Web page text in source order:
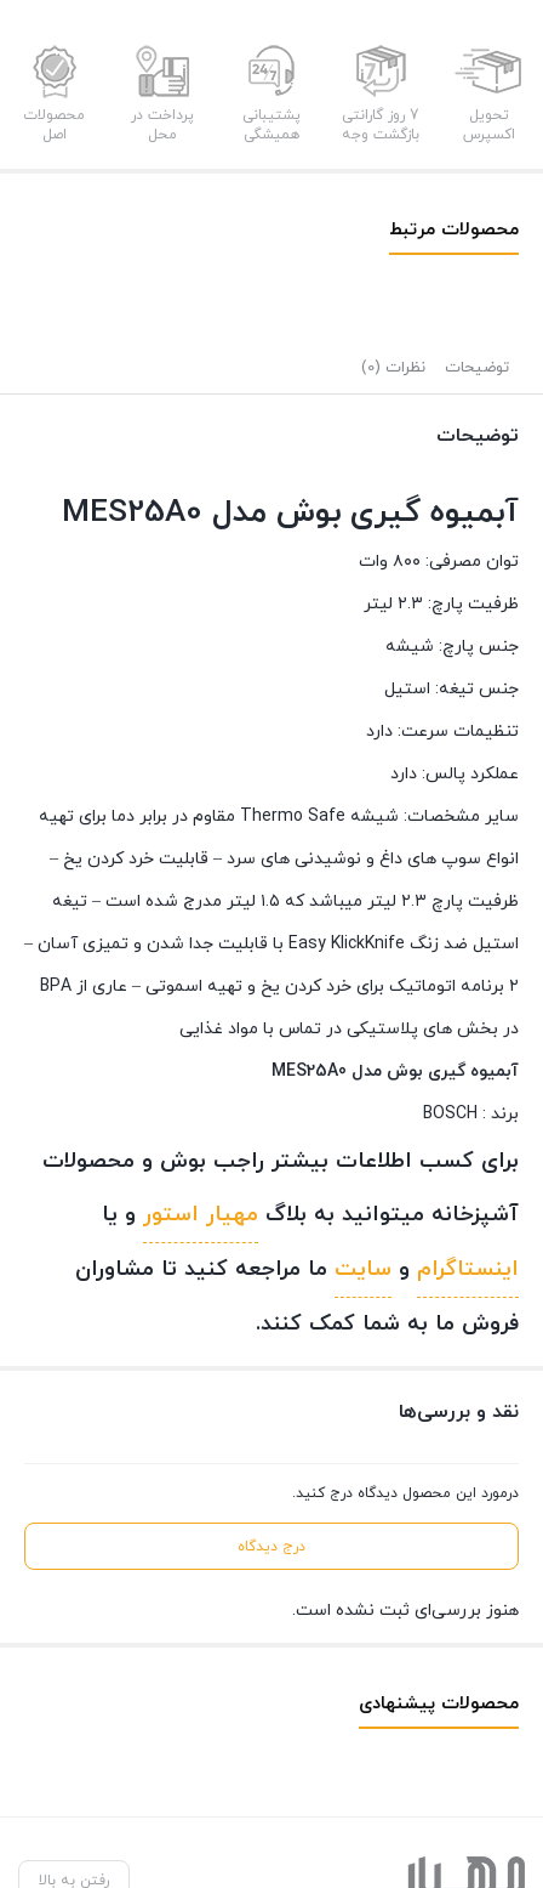
تحویل
اکسپرس
7 روز گارانتی
بازگشت وجه
پشتیبانی
همیشگی
پرداخت در
محل
محصولات
اصل
محصولات مرتبط
توضیحات نظرات (0)
توضیحات
آبميوه گيری بوش مدل MES25A0
توان مصرفی: ۸۰۰ وات
ظرفیت پارچ: ۲.۳ لیتر
جنس پارچ: شیشه
جنس تیغه: استیل
تنظیمات سرعت: دارد
عملکرد پالس: دارد
سایر مشخصات:
شیشه Thermo Safe مقاوم در برابر دما برای تهیه
انواع سوپ های داغ و نوشیدنی های سرد – قابلیت خرد کردن یخ –
ظرفیت پارچ ۲.۳ لیتر میباشد که ۱.۵ لیتر مدرج شده است
– تیغه
استیل ضد زنگ Easy KlickKnife با قابلیت جدا شدن و تمیزی آسان
–
۲ برنامه اتوماتیک برای خرد کردن یخ و تهیه اسموتی
– عاری از BPA
در بخش های پلاستیکی در تماس با مواد غذایی
آبميوه گيری بوش مدل MES25A0
برند : BOSCH
برای کسب اطلاعات بیشتر راجب بوش و محصولات
آشپزخانه میتوانید به بلاگ مهیار استور و یا
اینستاگرام و سایت ما مراجعه کنید تا مشاوران
فروش ما به شما کمک کنند.
نقد و بررسی‌ها
درمورد این محصول دیدگاه درج کنید.
درج دیدگاه
هنوز بررسی‌ای ثبت نشده است.
محصولات پیشنهادی
رفتن به بالا